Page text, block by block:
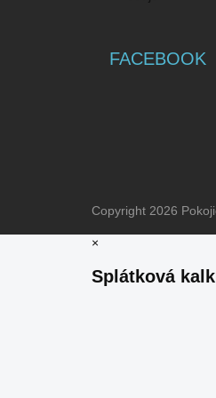
FACEBOOK
Copyright 2026
×
Splátková